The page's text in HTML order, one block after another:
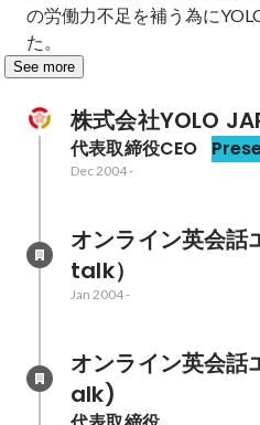
の労働力不足を補う為に
た。
See more
株式会社YOLO
代表取締役CEO
Dec 2004-
オンライン英会
talk）
Jan 2004-
オンライン英会
alk)